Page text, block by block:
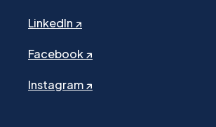
LinkedIn ↗
Facebook ↗
Instagram ↗